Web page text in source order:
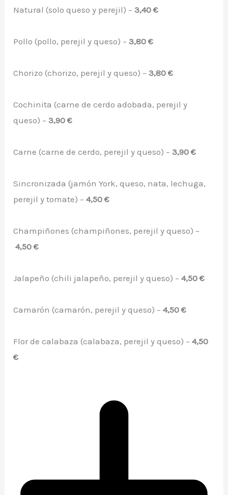
Natural (solo queso y perejil) –3,40 €
Pollo (pollo, perejil y queso) –3,80 €
Chorizo (chorizo, perejil y queso) –3,80 €
Cochinita (carne de cerdo adobada, perejil y
queso) –3,90 €
Carne (carne de cerdo, perejil y queso) –3,90 €
Sincronizada (jamón York, queso, nata, lechuga,
perejil y tomate) –4,50 €
Champiñones (champiñones, perejil y queso) –
4,50 €
Jalapeño (chili jalapeño, perejil y queso) –4,50 €
Camarón (camarón, perejil y queso) –4,50 €
Flor de calabaza (calabaza, perejil y queso) –4,50
€